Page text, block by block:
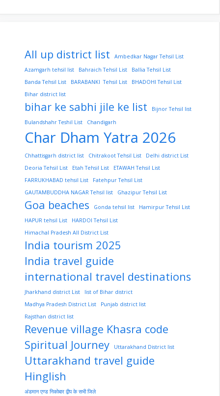
All up district list
Ambedkar Nagar Tehsil List
Azamgarh tehsil list
Bahraich Tehsil List
Ballia Tehsil List
Banda Tehsil List
BARABANKI Tehsil List
BHADOHI Tehsil List
Bihar district list
bihar ke sabhi jile ke list
Bijnor Tehsil list
Bulandshahr Teshil List
Chandigarh
Char Dham Yatra 2026
Chhattisgarh district list Chitrakoot Tehsil List
Delhi district List
Deoria Tehsil List
Etah Tehsil List
ETAWAH Tehsil List
FARRUKHABAD tehsil List
Fatehpur Tehsil List
GAUTAMBUDDHA NAGAR Tehsil list
Ghazipur Tehsil List
Goa beaches Gonda tehsil list
Hamirpur Tehsil List
HAPUR tehsil List
HARDOI Tehsil List
Himachal Pradesh All District List
India tourism 2025
India travel guide
international travel destinations
Jharkhand district List
list of Bihar district
Madhya Pradesh District List
Punjab district list
Rajsthan district list
Revenue village Khasra code
Spiritual Journey
Uttarakhand District list
Uttarakhand travel guide
Hinglish
अंडमान एण्ड निकोबार द्वीप के सभी जिले